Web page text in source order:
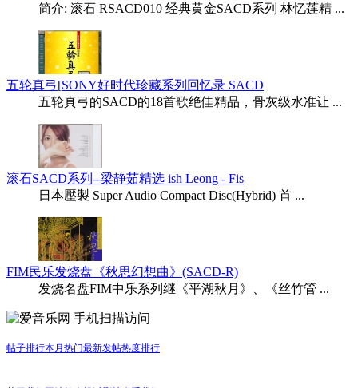
简介: 滚石 RSACD010 经典黄金SACD系列 林忆莲精 ...
五轮真弓[SONY好时代珍藏系列回忆录 SACD
五轮真弓的SACD的18首歌绝佳精品，骨灰级水准让 ...
滚石SACD系列--梁静茹精选 ish Leong - Fis
日本壓製 Super Audio Compact Disc(Hybrid) 首 ...
FIM民乐发烧盘《秋思幻想曲》(SACD-R)
发烧名盘FIM中乐系列继《平湖秋月》、《丝竹管 ...
手机扫描访问
帖子排行本月热门最新发帖热度排行